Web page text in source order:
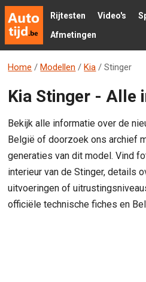
Rijtesten Video's
Afmetingen
Home / Modellen / Kia / Stinger
Kia Stinger - Alle
Bekijk alle informatie over de
België of doorzoek ons archief
generaties van dit model. Vind
interieur van de Stinger, details
uitvoeringen of
officiële technische fiches en